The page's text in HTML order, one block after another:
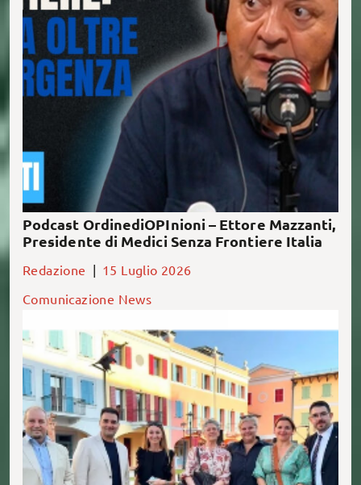
È online la nuova puntata di Ordine di Opinioni, il
podcast degli/delle infermieri/e di Bologna Cosa
spinge un uomo a […]
Podcast OrdinediOPInioni – Ettore Mazzanti,
Presidente di Medici Senza Frontiere Italia
Redazione | 15 Luglio 2026
Comunicazione News
Ieri sera si è tenuto il taglio del nastro dello
studentato a Pieve di Cento, un progetto